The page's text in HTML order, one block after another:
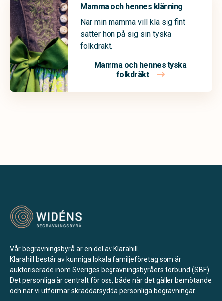
Mamma och hennes klänning
När min mamma vill klä sig fint
sätter hon på sig sin tyska
folkdräkt.
Mamma och hennes tyska
folkdräkt
Vår begravningsbyrå är en del av Klarahill.
Klarahill består av kunniga lokala familjeföretag som är
auktoriserade inom Sveriges begravningsbyråers förbund (SBF).
Det personliga är centralt för oss, både när det gäller bemötande
och när vi utformar skräddarsydda personliga begravningar.